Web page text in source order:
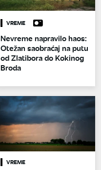
VREME
Nevreme napravilo haos:
Otežan saobraćaj na putu
od Zlatibora do Kokinog
Broda
VREME